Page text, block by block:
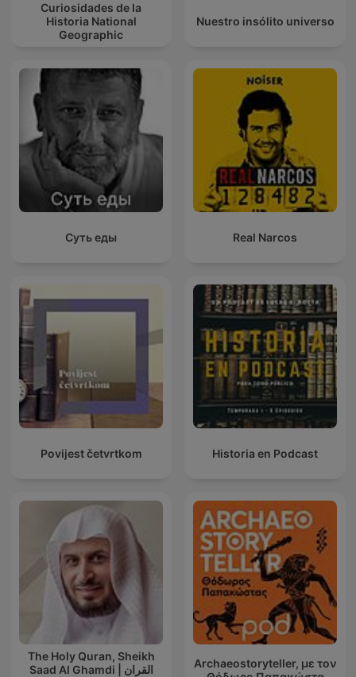
Curiosidades de la
Historia National
Geographic
Nuestro insólito universo
Суть еды Real Narcos
Povijest četvrtkom Historia en Podcast
The Holy Quran, Sheikh
Saad Al Ghamdi | القران
Archaeostoryteller, με τον